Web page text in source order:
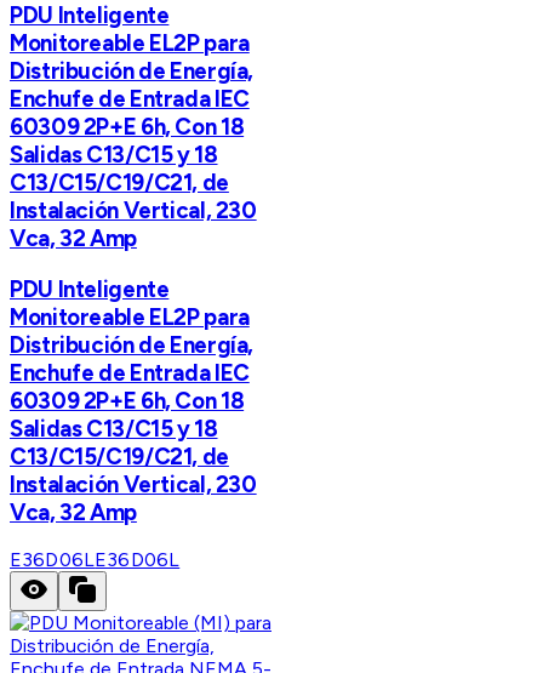
PDU Inteligente
Monitoreable EL2P para
Distribución de Energía,
Enchufe de Entrada IEC
60309 2P+E 6h, Con 18
Salidas C13/C15 y 18
C13/C15/C19/C21, de
Instalación Vertical, 230
Vca, 32 Amp
PDU Inteligente
Monitoreable EL2P para
Distribución de Energía,
Enchufe de Entrada IEC
60309 2P+E 6h, Con 18
Salidas C13/C15 y 18
C13/C15/C19/C21, de
Instalación Vertical, 230
Vca, 32 Amp
E36D06LE36D06L